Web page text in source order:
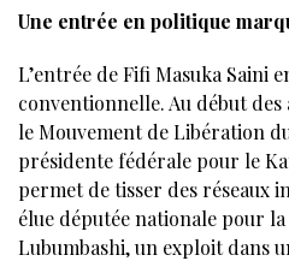
Une entrée en politique
L’entrée de Fifi Masuka Saini
conventionnelle. Au début
le Mouvement de Libération
présidente fédérale pour le
permet de tisser des réseaux
élue députée nationale pour
Lubumbashi, un exploit dans